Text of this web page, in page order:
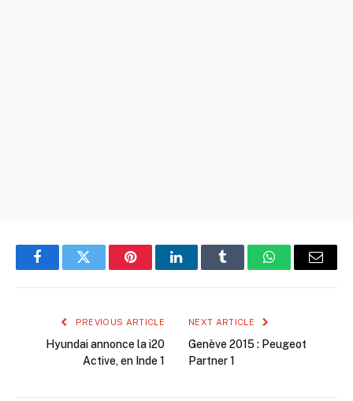
FacebookTwitter PinterestLinkedInTumblr WhatsAppEmail
PREVIOUS ARTICLE
Hyundai annonce la i20
Active, en Inde 1
NEXT ARTICLE
Genève 2015 : Peugeot
Partner 1